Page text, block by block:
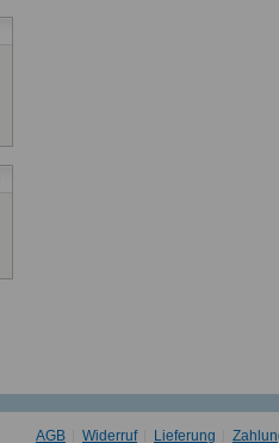
AGB Widerruf Lieferung